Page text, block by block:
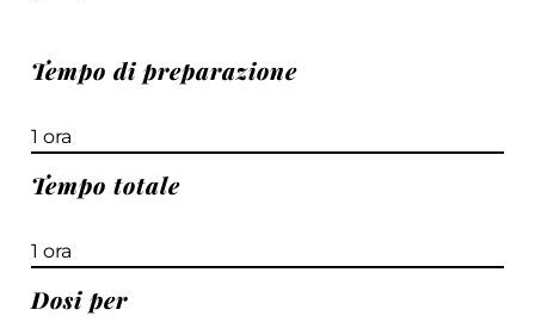
Tempo di preparazione
1 ora
Tempo totale
1 ora
Dosi per